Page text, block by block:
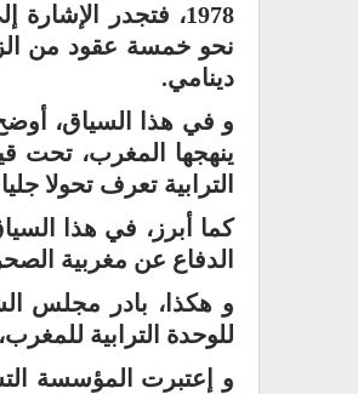
1978، فتجدر
نحو خمسة عقود من
دينامي.
و في هذا السياق، أوضح
ينهجها المغرب، تحت
الترابية تعرف تحولا
كما أبرز، في هذا
الدفاع عن مغربية
و هكذا، بادر مجلس
للوحدة الترابية
و إعتبرت المؤسسة